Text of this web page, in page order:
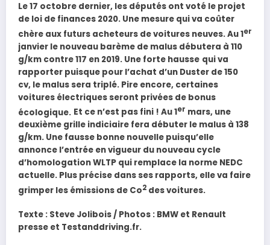
Le 17 octobre dernier, les députés ont voté le projet
de loi de finances 2020. Une mesure qui va coûter
chère aux futurs acheteurs de voitures neuves. Au 1er
janvier le nouveau barème de malus débutera à 110
g/km contre 117 en 2019. Une forte hausse qui va
rapporter puisque pour l’achat d’un Duster de 150
cv, le malus sera triplé. Pire encore, certaines
voitures électriques seront privées de bonus
écologique. Et ce n’est pas fini ! Au 1er mars, une
deuxième grille indiciaire fera débuter le malus à 138
g/km. Une fausse bonne nouvelle puisqu’elle
annonce l’entrée en vigueur du nouveau cycle
d’homologation WLTP qui remplace la norme NEDC
actuelle. Plus précise dans ses rapports, elle va faire
grimper les émissions de Co2 des voitures.
Texte : Steve Jolibois / Photos : BMW et Renault
presse et Testanddriving.fr.